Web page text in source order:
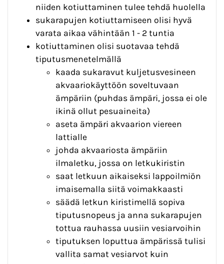
niiden kotiuttaminen tulee tehdä huolella
sukarapujen kotiuttamiseen olisi hyvä
varata aikaa vähintään 1 - 2 tuntia
kotiuttaminen olisi suotavaa tehdä
tiputusmenetelmällä
kaada sukaravut kuljetusvesineen
akvaariokäyttöön soveltuvaan
ämpäriin (puhdas ämpäri, jossa ei ole
ikinä ollut pesuaineita)
aseta ämpäri akvaarion viereen
lattialle
johda akvaariosta ämpäriin
ilmaletku, jossa on letkukiristin
saat letkuun aikaiseksi lappoilmiön
imaisemalla siitä voimakkaasti
säädä letkun kiristimellä sopiva
tiputusnopeus ja anna sukarapujen
tottua rauhassa uusiin vesiarvoihin
tiputuksen loputtua ämpärissä tulisi
vallita samat vesiarvot kuin